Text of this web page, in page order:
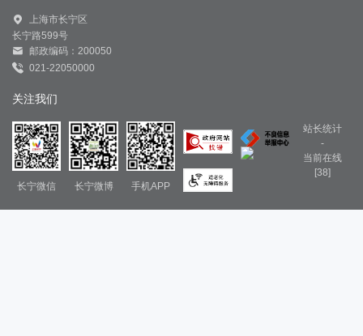
上海市长宁区
长宁路599号
邮政编码：200050
021-22050000
关注我们
长宁微信 长宁微博 手机APP
站长统计
-
当前在线
[38]